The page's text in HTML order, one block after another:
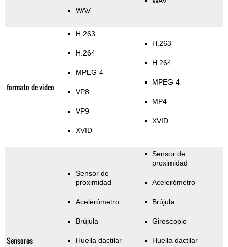
WAV
formato de video
H.263
H.264
MPEG-4
VP8
VP9
XVID
H.263
H.264
MPEG-4
MP4
XVID
Sensores
Sensor de
proximidad
Acelerómetro
Brújula
Huella dactilar
Sensor de
proximidad
Acelerómetro
Brújula
Giroscopio
Huella dactilar